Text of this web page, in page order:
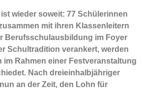
ist wieder soweit: 77 Schülerinnen
mit ihren Klassenleitern
Berufsschulausbildung im Foyer
Schultradition verankert, werden
im Rahmen einer Festveranstaltung
Nach dreieinhalbjähriger
an der Zeit, den Lohn für